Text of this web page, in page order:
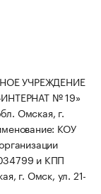
УЧРЕЖДЕНИЕ
№ 19»
Омская, г.
КОУ
и КПП
г. Омск, ул. 21-